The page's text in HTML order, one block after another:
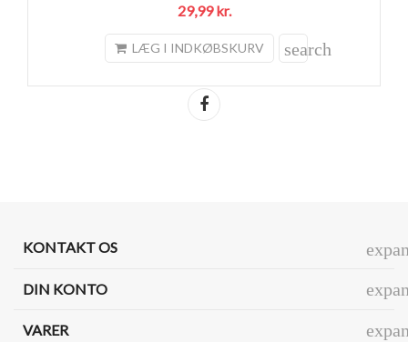
29,99 kr.
LÆG I INDKØBSKURV search
KONTAKT OS
DIN KONTO
VARER